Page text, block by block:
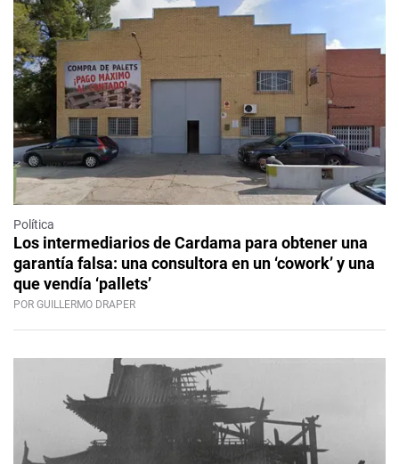
Política
Los intermediarios de Cardama para obtener una
garantía falsa: una consultora en un ‘cowork’ y una
que vendía ‘pallets’
POR GUILLERMO DRAPER